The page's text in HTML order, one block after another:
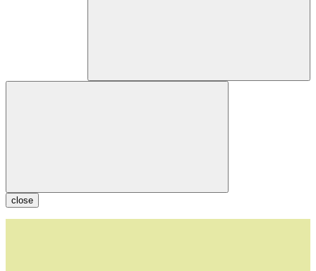
close